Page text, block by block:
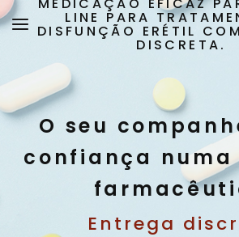
LINE PARA
DISFUNÇÃO ERÉTIL
DISCRETA.
O seu
confiança numa
Entrega